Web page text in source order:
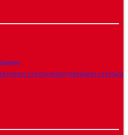
181920212223242526272829303132333435